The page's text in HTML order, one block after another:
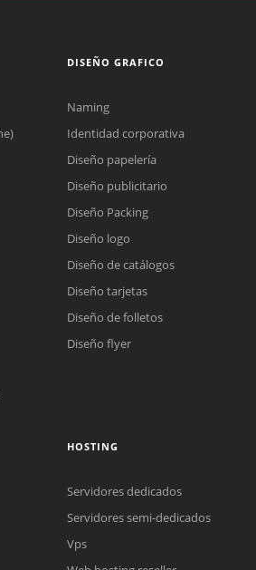
Reunión online
DISEÑO GRAFICO
Naming
Identidad corporativa
Diseño papelería
Diseño publicitario
Diseño Packing
Diseño logo
Diseño de catálogos
Diseño tarjetas
Diseño de folletos
Diseño flyer
HOSTING
Servidores dedicados
Servidores semi-dedicados
Vps